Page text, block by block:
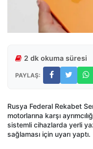
2 dk okuma süresi
PAYLAŞ:
Rusya Federal Rekabet
motorlarına karşı
sistemli cihazlarda yerli
sağlaması için uyarı yaptı.